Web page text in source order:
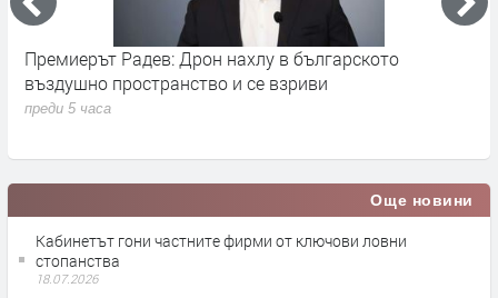
Премиерът Радев: Дрон нахлу в българското
въздушно пространство и се взриви
преди 5 часа
Още новини
Кабинетът гони частните фирми от ключови ловни
стопанства
18.07.2026